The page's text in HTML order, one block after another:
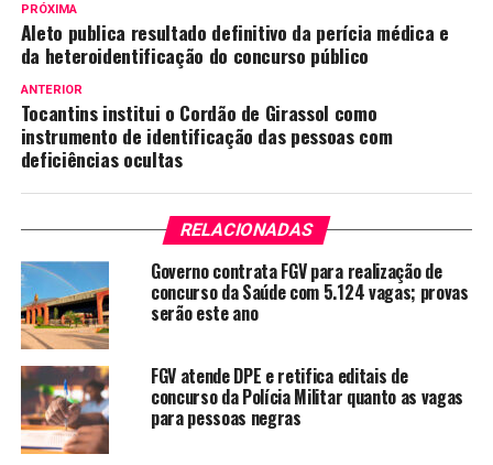
PRÓXIMA
Aleto publica resultado definitivo da perícia médica e
da heteroidentificação do concurso público
ANTERIOR
Tocantins institui o Cordão de Girassol como
instrumento de identificação das pessoas com
deficiências ocultas
RELACIONADAS
Governo contrata FGV para realização de
concurso da Saúde com 5.124 vagas; provas
serão este ano
FGV atende DPE e retifica editais de
concurso da Polícia Militar quanto as vagas
para pessoas negras